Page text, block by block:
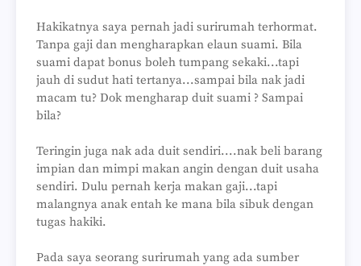
Hakikatnya saya pernah jadi surirumah terhormat.
Tanpa gaji dan mengharapkan elaun suami. Bila
suami dapat bonus boleh tumpang sekaki...tapi
jauh di sudut hati tertanya...sampai bila nak jadi
macam tu? Dok mengharap duit suami ? Sampai
bila?
Teringin juga nak ada duit sendiri....nak beli barang
impian dan mimpi makan angin dengan duit usaha
sendiri. Dulu pernah kerja makan gaji...tapi
malangnya anak entah ke mana bila sibuk dengan
tugas hakiki.
Pada saya seorang surirumah yang ada sumber